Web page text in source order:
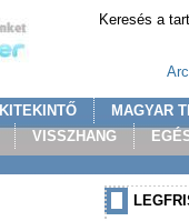
Keresés a
KITEKINTŐ MAGYAR
VISSZHANG